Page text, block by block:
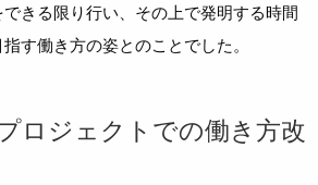
きる限り行い、その上で発明する時間
す働き方の姿とのことでした。
ロジェクトでの働き方改